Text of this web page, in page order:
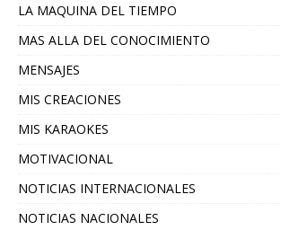
LA MAQUINA DEL TIEMPO
MAS ALLA DEL CONOCIMIENTO
MENSAJES
MIS CREACIONES
MIS KARAOKES
MOTIVACIONAL
NOTICIAS INTERNACIONALES
NOTICIAS NACIONALES